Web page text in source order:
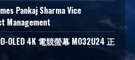
Pankaj Sharma Vice
Management
OLED 4K 電競螢幕 MO32U24 正